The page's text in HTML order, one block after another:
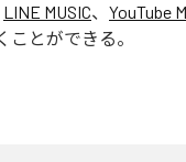
LINE MUSIC、 YouTube
とができる。